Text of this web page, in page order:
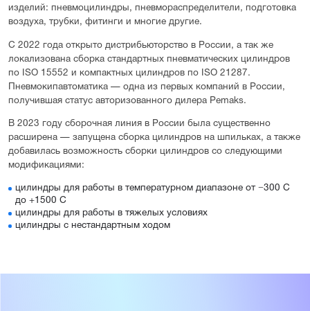
изделий: пневмоцилиндры, пневмораспределители, подготовка
воздуха, трубки, фитинги и многие другие.
С 2022 года открыто дистрибьюторство в России, а так же
локализована сборка стандартных пневматических цилиндров
по ISO 15552 и компактных цилиндров по ISO 21287.
Пневмокипавтоматика — одна из первых компаний в России,
получившая статус авторизованного дилера Pemaks.
В 2023 году сборочная линия в России была существенно
расширена — запущена сборка цилиндров на шпильках, а также
добавилась возможность сборки цилиндров со следующими
модификациями:
цилиндры для работы в температурном диапазоне от −300 С
до +1500 С
цилиндры для работы в тяжелых условиях
цилиндры с нестандартным ходом